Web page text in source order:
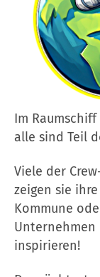
Im
alle sind Teil
Viele der
zeigen sie
Kommune
Unternehmen
inspirieren!